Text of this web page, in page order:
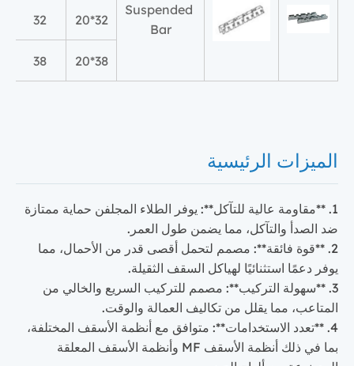
Suspended
Bar
32*20
32
38*20
38
الميزات الرئيسية
1. **مقاومة عالية للتآكل**: يوفر الطلاء المجلفن حماية ممتازة
ضد الصدأ والتآكل، مما يضمن طول العمر.
2. **قوة فائقة**: مصمم لتحمل أقصى قدر من الأحمال، مما
يوفر دعمًا استثنائيًا لهياكل السقف الثقيلة.
3. **سهولة التركيب**: مصمم للتركيب السريع والخالي من
المتاعب، مما يقلل من تكاليف العمالة والوقت.
4. **تعدد الاستخدامات**: متوافق مع أنظمة الأسقف المختلفة،
بما في ذلك أنظمة الأسقف MF وأنظمة الأسقف المعلقة